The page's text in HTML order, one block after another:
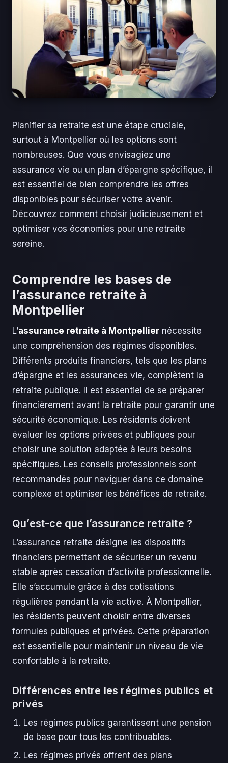
Planifier sa retraite est une étape cruciale,
surtout à Montpellier où les options sont
nombreuses. Que vous envisagiez une
assurance vie ou un plan d’épargne spécifique, il
est essentiel de bien comprendre les offres
disponibles pour sécuriser votre avenir.
Découvrez comment choisir judicieusement et
optimiser vos économies pour une retraite
sereine.
Comprendre les bases de
l’assurance retraite à
Montpellier
L’assurance retraite à Montpellier nécessite
une compréhension des régimes disponibles.
Différents produits financiers, tels que les plans
d’épargne et les assurances vie, complètent la
retraite publique. Il est essentiel de se préparer
financièrement avant la retraite pour garantir une
sécurité économique. Les résidents doivent
évaluer les options privées et publiques pour
choisir une solution adaptée à leurs besoins
spécifiques. Les conseils professionnels sont
recommandés pour naviguer dans ce domaine
complexe et optimiser les bénéfices de retraite.
Qu’est-ce que l’assurance retraite ?
L’assurance retraite désigne les dispositifs
financiers permettant de sécuriser un revenu
stable après cessation d’activité professionnelle.
Elle s’accumule grâce à des cotisations
régulières pendant la vie active. À Montpellier,
les résidents peuvent choisir entre diverses
formules publiques et privées. Cette préparation
est essentielle pour maintenir un niveau de vie
confortable à la retraite.
Différences entre les régimes publics et
privés
Les régimes publics garantissent une pension
de base pour tous les contribuables.
Les régimes privés offrent des plans